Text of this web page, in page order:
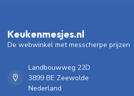
Keukenmesjes.nl
De webwinkel met messcherpe prijzen
Landbouwweg 22D
3899 BE Zeewolde
Nederland